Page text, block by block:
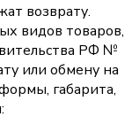
возврату.
видов товаров,
РФ №
или обмену на
габарита,